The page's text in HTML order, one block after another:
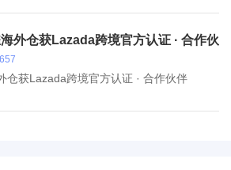
外仓获Lazada跨境官方认证 · 合作伙
657
仓获Lazada跨境官方认证 · 合作伙伴